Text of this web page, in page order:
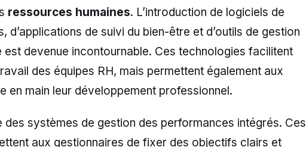
ressources humaines. L’introduction de logiciels de
d’applications de suivi du bien-être et d’outils de gestion
est devenue incontournable. Ces technologies facilitent
des équipes RH, mais permettent également aux
en main leur développement professionnel.
des systèmes de gestion des performances intégrés. Ces
aux gestionnaires de fixer des objectifs clairs et